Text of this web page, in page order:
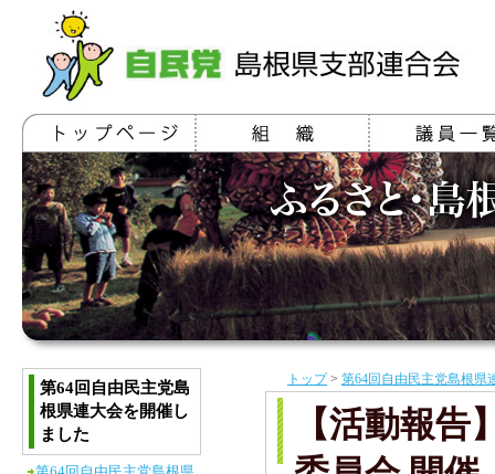
トップ> 第64回自由民主党島根県
【活動報
第64回自由民主党島
根県連大会を開催し
ました